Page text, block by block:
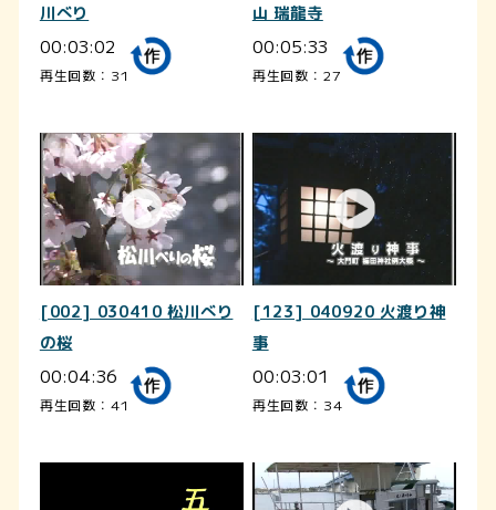
川べり
00:03:02
再生回数：31
山 瑞龍寺
00:05:33
再生回数：27
[002] 030410 松川べり
の桜
00:04:36
再生回数：41
[123] 040920 火渡り神
事
00:03:01
再生回数：34